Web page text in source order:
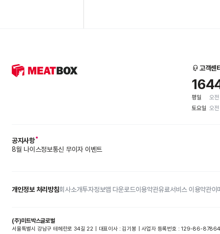
고객센
평일
오
토요일 오
공지사항
8월 나이스정보통신 무이자 이벤트
개인정보 처리방침회사소개투자정보앱 다운로드이용약관유료서비스 이용약관이
(주)미트박스글로벌
서울특별시 강남구 테헤란로 34길 22 대표이사 : 김기봉
사업자 등록번호 : 129-86-